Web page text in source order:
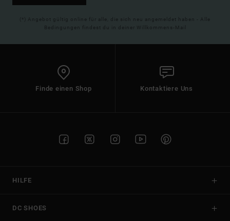
(*) Angebot gültig online für alle, die sich neu angemeldet haben - Alle
Bedingungen findest du in deiner Willkommens-Mail
Finde einen Shop Kontaktiere Uns
HILFE
DC SHOES